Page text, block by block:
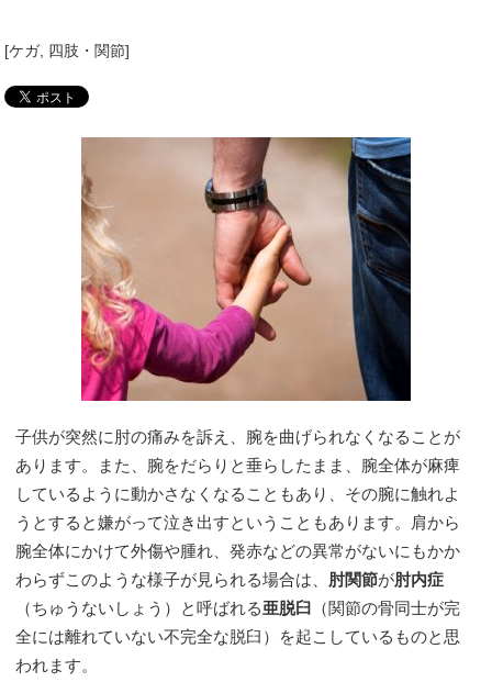
[ケガ, 四肢・関節]
子供が突然に肘の痛みを訴え、腕を曲げられなくなることが
あります。また、腕をだらりと垂らしたまま、腕全体が麻痺
しているように動かさなくなることもあり、その腕に触れよ
うとすると嫌がって泣き出すということもあります。肩から
腕全体にかけて外傷や腫れ、発赤などの異常がないにもかか
わらずこのような様子が見られる場合は、 肘関節が肘内症
（ちゅうないしょう）と呼ばれる亜脱臼
（関節の骨同士が完
全には離れていない不完全な脱臼）を起こしているものと思
われます。